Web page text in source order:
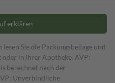
erklären
Sie die Packungsbeilage und
in Ihrer Apotheke. AVP:
berechnet nach der
Unverbindliche